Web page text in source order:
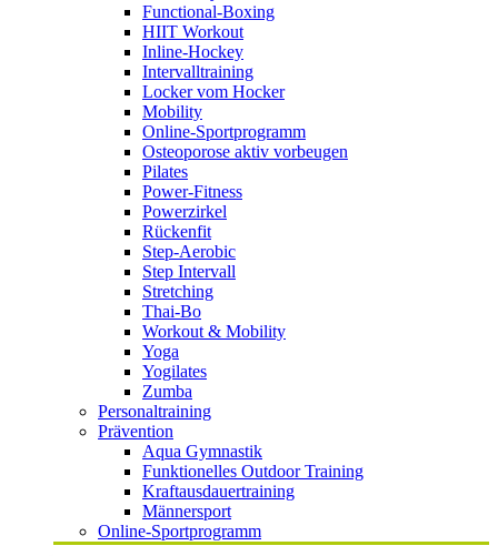
Functional-Boxing
HIIT Workout
Inline-Hockey
Intervalltraining
Locker vom Hocker
Mobility
Online-Sportprogramm
Osteoporose aktiv vorbeugen
Pilates
Power-Fitness
Powerzirkel
Rückenfit
Step-Aerobic
Step Intervall
Stretching
Thai-Bo
Workout & Mobility
Yoga
Yogilates
Zumba
Personaltraining
Prävention
Aqua Gymnastik
Funktionelles Outdoor Training
Kraftausdauertraining
Männersport
Online-Sportprogramm